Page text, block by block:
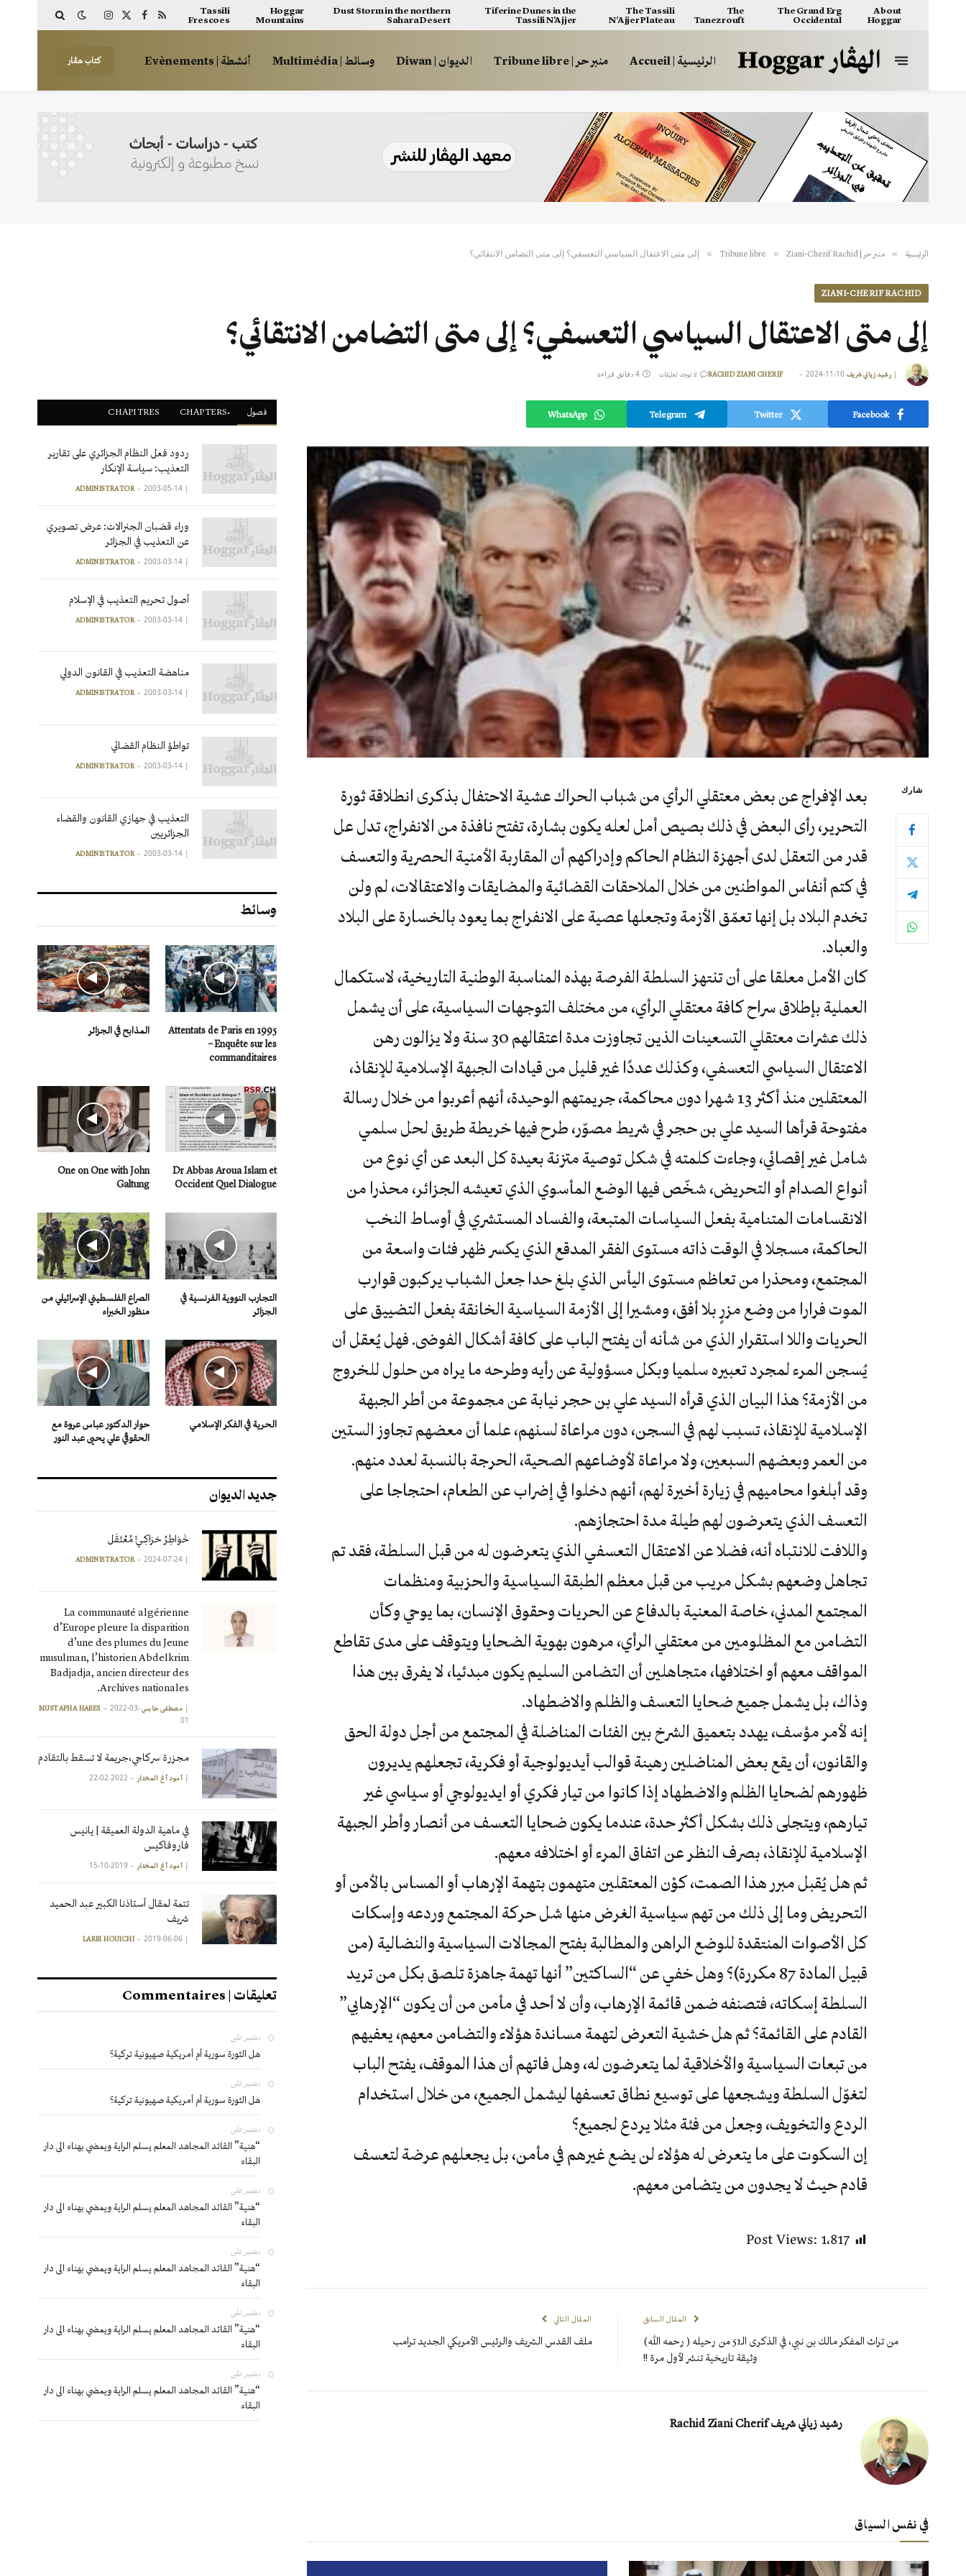
About
Hoggar
The Grand Erg
Occidental
The
Tanezrouft
The Tassili
N’Ajjer Plateau
Tiferine Dunes in the
Tassili N’Ajjer
Dust Storm in the northern
Sahara Desert
Hoggar
Mountains
Tassili
Frescoes
RSS
Facebook
X
Instagram
الرئيسية | Accueil منبر حر | Tribune libre الديوان | Diwan وسائط | Multimédia أنشطة | Evènements كتاب هڤار
الرئيسية » منبر حر | Tribune libre » Ziani-Cherif Rachid
» إلى متى الاعتقال السياسي التعسفي؟ إلى متى التضامن الانتقائي؟
ZIANI-CHERIF RACHID
إلى متى الاعتقال السياسي التعسفي؟ إلى متى التضامن الانتقائي؟
| رشيد زياني شريف RACHID ZIANI CHERIF 2024-11-10 لا توجد تعليقات 4 دقائق قراءة
Facebook
Twitter
Telegram
WhatsApp
شارك
بعد الإفراج عن بعض معتقلي الرأي من شباب الحراك عشية الاحتفال بذكرى انطلاقة ثورة
التحرير، رأى البعض في ذلك بصيص أمل لعله يكون بشارة، تفتح نافذة من الانفراج، تدل عل
قدر من التعقل لدى أجهزة النظام الحاكم وإدراكهم أن المقاربة الأمنية الحصرية والتعسف
في كتم أنفاس المواطنين من خلال الملاحقات القضائية والمضايقات والاعتقالات، لم ولن
تخدم البلاد بل إنها تعمّق الأزمة وتجعلها عصية على الانفراج بما يعود بالخسارة على البلاد
والعباد.
كان الأمل معلقا على أن تنتهز السلطة الفرصة بهذه المناسبة الوطنية التاريخية، لاستكمال
العملية بإطلاق سراح كافة معتقلي الرأي، من مختلف التوجهات السياسية، على أن يشمل
ذلك عشرات معتقلي التسعينات الذين تجاوزت مدة اعتقالهم 30 سنة ولا يزالون رهن
الاعتقال السياسي التعسفي، وكذلك عددًا غير قليل من قيادات الجبهة الإسلامية للإنقاذ،
المعتقلين منذ أكثر 13 شهرا دون محاكمة، جريمتهم الوحيدة، أنهم أعربوا من خلال رسالة
مفتوحة قرأها السيد علي بن حجر في شريط مصوّر، طرح فيها خريطة طريق لحل سلمي
شامل غير إقصائي، وجاءت كلمته في شكل توصية متزنة بعيدة كل البعد عن أي نوع من
أنواع الصدام أو التحريض، شخّص فيها الوضع المأسوي الذي تعيشه الجزائر، محذرا من
الانقسامات المتنامية بفعل السياسات المتبعة، والفساد المستشري في أوساط النخب
الحاكمة، مسجلا في الوقت ذاته مستوى الفقر المدقع الذي يكسر ظهر فئات واسعة من
المجتمع، ومحذرا من تعاظم مستوى اليأس الذي بلغ حدا جعل الشباب يركبون قوارب
الموت فرارا من وضع مزرٍ بلا أفق، ومشيرا إلى الأزمة السياسية الخانقة بفعل التضييق على
الحريات واللا استقرار الذي من شأنه أن يفتح الباب على كافة أشكال الفوضى. فهل يُعقل أن
يُسجن المرء لمجرد تعبيره سلميا وبكل مسؤولية عن رأيه وطرحه ما يراه من حلول للخروج
من الأزمة؟ هذا البيان الذي قرأه السيد علي بن حجر نيابة عن مجموعة من أطر الجبهة
الإسلامية للإنقاذ، تسبب لهم في السجن، دون مراعاة لسنهم، علما أن معضهم تجاوز الستين
من العمر وبعضهم السبعين، ولا مراعاة لأوضاعهم الصحية، الحرجة بالنسبة لعدد منهم.
وقد أبلغوا محاميهم في زيارة أخيرة لهم، أنهم دخلوا في إضراب عن الطعام، احتجاجا على
التعسف الذي يتعرضون لهم طيلة مدة احتجازهم.
واللافت للانتباه أنه، فضلا عن الاعتقال التعسفي الذي يتعرضون له من قبل السلطة، فقد تم
تجاهل وضعهم بشكل مريب من قبل معظم الطبقة السياسية والحزبية ومنظمات
المجتمع المدني، خاصة المعنية بالدفاع عن الحريات وحقوق الإنسان، بما يوحي وكأن
التضامن مع المظلومين من معتقلي الرأي، مرهون بهوية الضحايا ويتوقف على مدى تقاطع
المواقف معهم أو اختلافها، متجاهلين أن التضامن السليم يكون مبدئيا، لا يفرق بين هذا
وذاك، بل يشمل جميع ضحايا التعسف والظلم والاضطهاد.
إنه لأمر مؤسف، يهدد بتعميق الشرخ بين الفئات المناضلة في المجتمع من أجل دولة الحق
والقانون، أن يقع بعض المناضلين رهينة قوالب أيديولوجية أو فكرية، تجعلهم يديرون
ظهورهم لضحايا الظلم والاضطهاد إذا كانوا من تيار فكري أو ايديولوجي أو سياسي غير
تيارهم، ويتجلى ذلك بشكل أكثر حدة، عندما يكون ضحايا التعسف من أنصار وأطر الجبهة
الإسلامية للإنقاذ، بصرف النظر عن اتفاق المرء أو اختلافه معهم.
ثم هل يُقبل مبرر هذا الصمت، كوْن المعتقلين متهمون بتهمة الإرهاب أو المساس بالأمن أو
التحريض وما إلى ذلك من تهم سياسية الغرض منها شل حركة المجتمع وردعه وإسكات
كل الأصوات المنتقدة للوضع الراهن والمطالبة بفتح المجالات السياسية والنضالية (من
قبيل المادة 87 مكررة)؟ وهل خفي عن “الساكتين” أنها تهمة جاهزة تلصق بكل من تريد
السلطة إسكاته، فتصنفه ضمن قائمة الإرهاب، وأن لا أحد في مأمن من أن يكون “الإرهابي”
القادم على القائمة؟ ثم هل خشية التعرض لتهمة مساندة هؤلاء والتضامن معهم، يعفيهم
من تبعات السياسية والأخلاقية لما يتعرضون له، وهل فاتهم أن هذا الموقف، يفتح الباب
لتغوّل السلطة ويشجعها على توسيع نطاق تعسفها ليشمل الجميع، من خلال استخدام
الردع والتخويف، وجعل من فئة مثلا يردع لجميع؟
إن السكوت على ما يتعرض له هؤلاء لن يضع غيرهم في مأمن، بل يجعلهم عرضة لتعسف
قادم حيث لا يجدون من يتضامن معهم.
Post Views:1٬817
المقال السابق
من تراث المفكر مالك بن نبي، في الذكرى الـ51 من رحيله ( رحمه الله)
وثيقة تاريخية تنشر لأول مرة !!
المقال التالي
ملف القدس الشريف والرئيس الأمريكي الجديد ترامب
رشيد زياني شريف Rachid Ziani Cherif
في نفس السياق
فصول CHAPITRES
ردود فعل النظام الجزائري على تقارير
التعذيب: سياسة الإنكار
|
ADMINISTRATOR 2003-05-14
وراء قضبان الجنرالات: عرض تصويري
عن التعذيب في الجزائر
|
ADMINISTRATOR 2003-03-14
أصول تحريم التعذيب في الإسلام
|
ADMINISTRATOR 2003-03-14
مناهضة التعذيب في القانون الدولي
|
ADMINISTRATOR 2003-03-14
تواطؤ النظام القضائي
|
ADMINISTRATOR 2003-03-14
التعذيب في جهازي القانون والقضاء
الجزائريين
|
ADMINISTRATOR 2003-03-14
وسائط
Attentats de Paris en 1995
– Enquête sur les
commanditaires
المذابح في الجزائر
Dr Abbas Aroua Islam et
Occident Quel Dialogue
One on One with John
Galtung
التجارب النووية الفرنسية في
الجزائر
الصراع الفلسطيني الإسرائيلي من
منظور الخبراء
الحرية في الفكر الإسلامي
حوار الدكتور عباس عروة مع
الحقوقي علي يحيى عبد النور
جديد الديوان
خَوَاطِرُ حَرَاكِـيٍّ مُعْتَقَل
|
ADMINISTRATOR 2024-07-24
La communauté algérienne
d’Europe pleure la disparition
d’une des plumes du Jeune
musulman, l’historien Abdelkrim
Badjadja, ancien directeur des
Archives nationales.
| مصطفى حابس MUSTAPHA HABES2022-03-
01
مجزرة سركاجي،جريمة لا تسقط بالتقادم
| آمود أغ المختار 2022-02-22
في ماهية الدولة العميقة | يانيس
فاروفاكيس
| آمود أغ المختار 2019-10-15
تتمة لمقال أستاذنا الكبير عبد الحميد
شريف
|
LARBI HOUICHI 2019-06-06
تعليقات | Commentaires
بشير على
هل الثورة سورية أم أمريكية صهيونية تركية؟
بشير على
هل الثورة سورية أم أمريكية صهيونية تركية؟
بشير على
“هنية” القائد المجاهد المعلم يسلم الراية ويمضي بهناء الى دار
البقاء
بشير على
“هنية” القائد المجاهد المعلم يسلم الراية ويمضي بهناء الى دار
البقاء
بشير على
“هنية” القائد المجاهد المعلم يسلم الراية ويمضي بهناء الى دار
البقاء
بشير على
“هنية” القائد المجاهد المعلم يسلم الراية ويمضي بهناء الى دار
البقاء
بشير على
“هنية” القائد المجاهد المعلم يسلم الراية ويمضي بهناء الى دار
البقاء